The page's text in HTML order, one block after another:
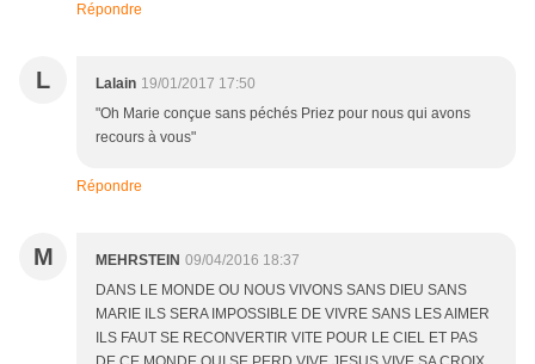
Répondre
L Lalain 19/01/2017 17:50
"Oh Marie conçue sans péchés Priez pour nous qui avons
recours à vous"
Répondre
M MEHRSTEIN 09/04/2016 18:37
DANS LE MONDE OU NOUS VIVONS SANS DIEU SANS
MARIE ILS SERA IMPOSSIBLE DE VIVRE SANS LES AIMER
ILS FAUT SE RECONVERTIR VITE POUR LE CIEL ET PAS